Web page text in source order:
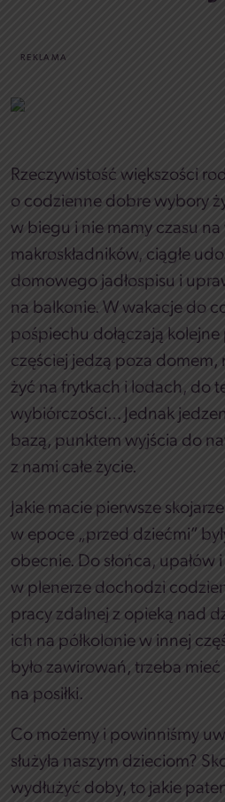
REKLAMA
Rzeczywistość większości
o codzienne dobre wybory
w biegu i nie mamy czasu
makroskładników, ciągłe
domowego jadłospisu i
na balkonie. W wakacje do
pośpiechu dołączają
częściej jedzą poza domem,
żyć na frytkach i lodach, do
wybiórczości… Jednak
bazą, punktem wyjścia do
z nami całe życie.
Jakie macie pierwsze
w epoce „przed dziećmi”
obecnie. Do słońca, upałów
w plenerze dochodzi
pracy zdalnej z opieką nad
ich na półkolonie w innej
było zawirowań, trzeba
na posiłki.
Co możemy i powinniśmy
służyła naszym dzieciom?
wydłużyć doby, to jakie